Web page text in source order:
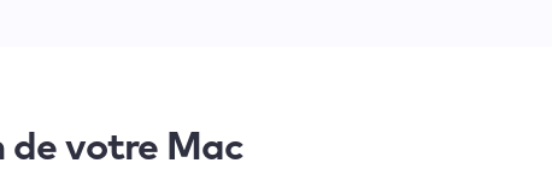
votre Mac